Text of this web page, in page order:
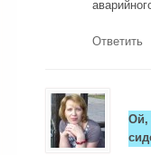
Ответить
Ой,